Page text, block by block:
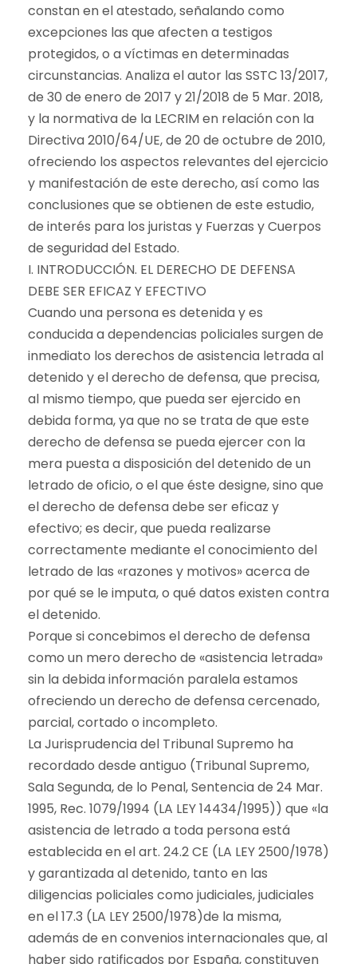
constan en el atestado, señalando como
excepciones las que afecten a testigos
protegidos, o a víctimas en determinadas
circunstancias. Analiza el autor las SSTC 13/2017,
de 30 de enero de 2017 y 21/2018 de 5 Mar. 2018,
y la normativa de la LECRIM en relación con la
Directiva 2010/64/UE, de 20 de octubre de 2010,
ofreciendo los aspectos relevantes del ejercicio
y manifestación de este derecho, así como las
conclusiones que se obtienen de este estudio,
de interés para los juristas y Fuerzas y Cuerpos
de seguridad del Estado.
I. INTRODUCCIÓN. EL DERECHO DE DEFENSA
DEBE SER EFICAZ Y EFECTIVO
Cuando una persona es detenida y es
conducida a dependencias policiales surgen de
inmediato los derechos de asistencia letrada al
detenido y el derecho de defensa, que precisa,
al mismo tiempo, que pueda ser ejercido en
debida forma, ya que no se trata de que este
derecho de defensa se pueda ejercer con la
mera puesta a disposición del detenido de un
letrado de oficio, o el que éste designe, sino que
el derecho de defensa debe ser eficaz y
efectivo; es decir, que pueda realizarse
correctamente mediante el conocimiento del
letrado de las «razones y motivos» acerca de
por qué se le imputa, o qué datos existen contra
el detenido.
Porque si concebimos el derecho de defensa
como un mero derecho de «asistencia letrada»
sin la debida información paralela estamos
ofreciendo un derecho de defensa cercenado,
parcial, cortado o incompleto.
La Jurisprudencia del Tribunal Supremo ha
recordado desde antiguo (Tribunal Supremo,
Sala Segunda, de lo Penal, Sentencia de 24 Mar.
1995, Rec. 1079/1994 (LA LEY 14434/1995)) que «la
asistencia de letrado a toda persona está
establecida en el art. 24.2 CE (LA LEY 2500/1978)
y garantizada al detenido, tanto en las
diligencias policiales como judiciales, judiciales
en el 17.3 (LA LEY 2500/1978)de la misma,
además de en convenios internacionales que, al
haber sido ratificados por España, constituyen